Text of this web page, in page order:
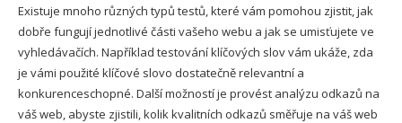
Existuje mnoho různých typů testů, které vám pomohou zjistit, jak
dobře fungují jednotlivé části vašeho webu a jak se umisťujete ve
vyhledávačích. Například testování klíčových slov vám ukáže, zda
je vámi použité klíčové slovo dostatečně relevantní a
konkurenceschopné. Další možností je provést analýzu odkazů na
váš web, abyste zjistili, kolik kvalitních odkazů směřuje na váš web